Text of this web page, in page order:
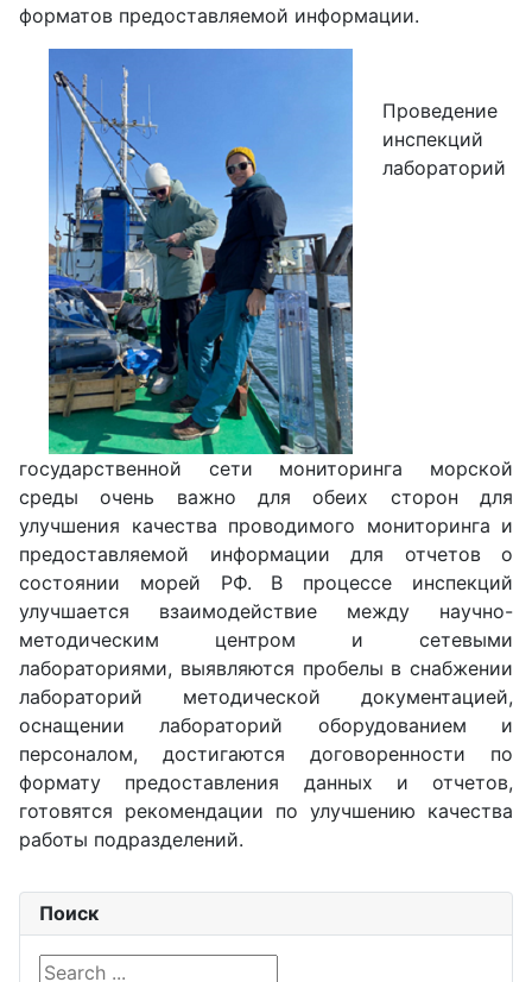
форматов предоставляемой информации.
Проведение
инспекций
лабораторий
государственной сети мониторинга морской
среды очень важно для обеих сторон для
улучшения качества проводимого мониторинга и
предоставляемой информации для отчетов о
состоянии морей РФ. В процессе инспекций
улучшается взаимодействие между научно-
методическим центром и сетевыми
лабораториями, выявляются пробелы в снабжении
лабораторий методической документацией,
оснащении лабораторий оборудованием и
персоналом, достигаются договоренности по
формату предоставления данных и отчетов,
готовятся рекомендации по улучшению качества
работы подразделений.
Поиск
Search ...